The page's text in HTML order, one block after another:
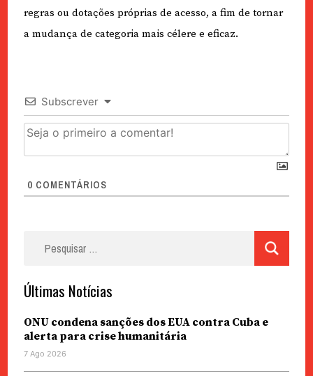
regras ou dotações próprias de acesso, a fim de tornar
a mudança de categoria mais célere e eficaz.
Subscrever
0 COMENTÁRIOS
Últimas Notícias
ONU condena sanções dos EUA contra Cuba e
alerta para crise humanitária
7 Ago 2026